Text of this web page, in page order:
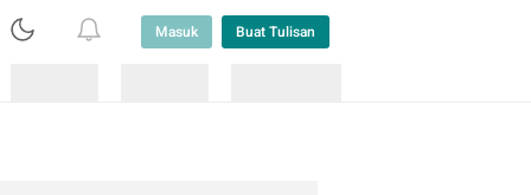
Masuk Buat Tulisan